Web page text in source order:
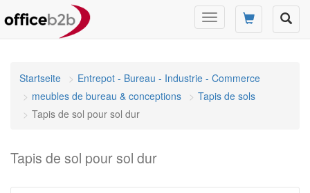
Changer
mode
Startseite
Entrepot - Bureau - Industrie - Commerce
meubles de bureau & conceptions
Tapis de sols
Tapis de sol pour sol dur
Tapis de sol pour sol dur